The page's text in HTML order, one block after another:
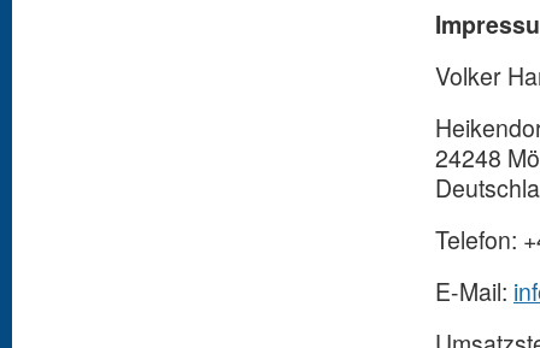
Volker
24248
Telefon:
E-Mail: